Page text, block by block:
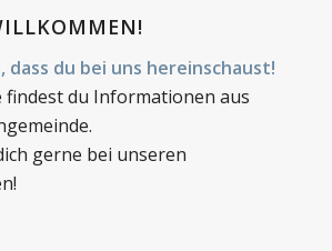
dass du bei uns hereinschaust!
findest du Informationen aus
gerne bei unseren